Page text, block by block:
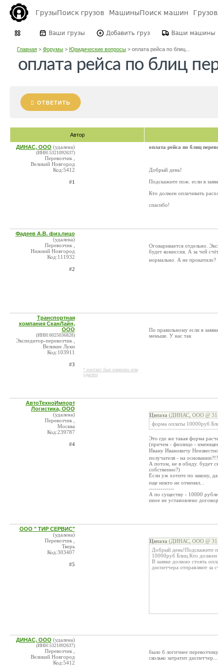
ГрузыПоиск грузов МашиныПоиск машин
Ваши грузы Добавить груз Ваши машины
Главная> Форумы> Юридические вопросы> оплата рейса по блиц...
оплата рейса по блиц
ОТВЕТИТЬ
Автор
ДИНАС, ООО (удалена)
(ИНН:5321092637)
Перевозчик ,
Великий Новгород
Код:5412
#1
оплата рейса по блиц
Добрый день!
Подскажите пож. если в
Кто должен оплачивать
спасибо!
Фадеев А.В. физ.лицо
(удалена)
Перевозчик ,
Нижний Новгород
Код:111932
#2
Оговаривается отдельно.
будет комиссия. А за чей
нормально. А не
Транспортная
компания СканЛайн,
ООО
(ИНН:6025036828)
Экспедитор-перевозчик ,
Великие Луки
Код:103911
#3
* контакт был изменен или
удален
По правильному если в
меньше. У нас так
АвтоТехноИмпорт
Логистика, ООО
(удалена)
Перевозчик ,
Москва
Код:239787
#4
Цитата (ДИНАС, ООО @
форма оплаты 10000руб
Это где же такая форма
(причем - физлицо - имеющее
Ивану Ивановичу
получателя - на основании?!?
А потом, не в обиду. будет
собственно?)
Если уж хотите по закону,
еще никто не отменял...
-------------
А по существу - 10000
иное не установлено
ООО " ТИР СЕРВИС"
(удалена)
Перевозчик ,
Тверь
Код:303407
#5
Цитата (ДИНАС, ООО @
Добрый день!Подскажите
10000руб Блиц.Кто должен
В заявке должно стоять
диспетчера отправляют за
ДИНАС, ООО (удалена)
(ИНН:5321092637)
Перевозчик ,
Великий Новгород
Код:5412
было б логичнее
сколько затратит